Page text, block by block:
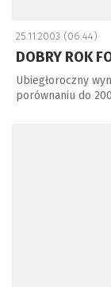
25.11.2003 (06:44)
DOBRY ROK
Ubiegłoroczny
porównaniu do